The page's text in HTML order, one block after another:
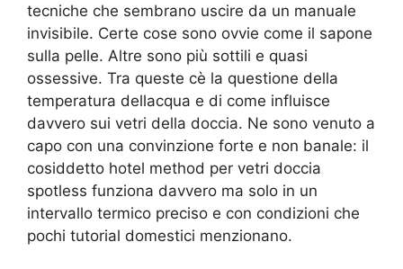
tecniche che sembrano uscire da un manuale
invisibile. Certe cose sono ovvie come il sapone
sulla pelle. Altre sono più sottili e quasi
ossessive. Tra queste cè la questione della
temperatura dellacqua e di come influisce
davvero sui vetri della doccia. Ne sono venuto a
capo con una convinzione forte e non banale: il
cosiddetto hotel method per vetri doccia
spotless funziona davvero ma solo in un
intervallo termico preciso e con condizioni che
pochi tutorial domestici menzionano.